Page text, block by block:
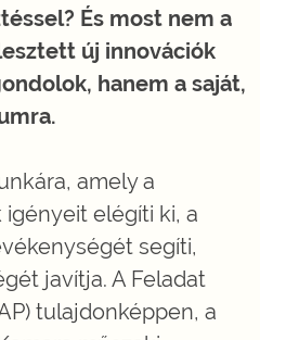
És most nem a
új innovációk
hanem a saját,
amely a
elégíti ki, a
segíti,
javítja. A Feladat
tulajdonképpen, a